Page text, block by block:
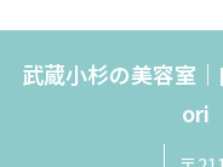
武蔵小杉の美容室
ori